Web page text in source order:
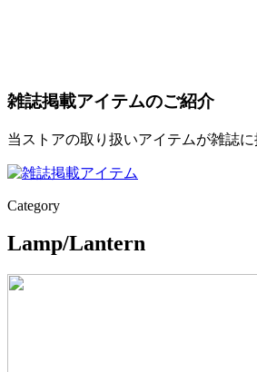
雑誌掲載アイテムのご紹介
当ストアの取り扱いアイテムが雑誌に
Category
Lamp/Lantern